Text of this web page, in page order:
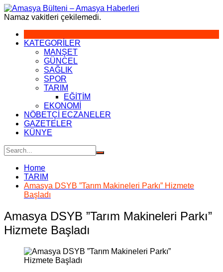
Skip
to
Namaz vakitleri çekilemedi.
KATEGORİLER
MANŞET
GÜNCEL
SAĞLIK
SPOR
TARIM
EĞİTİM
EKONOMİ
NÖBETÇİ ECZANELER
GAZETELER
KÜNYE
Home
TARIM
Amasya DSYB ”Tarım Makineleri Parkı” Hizmete
Başladı
Amasya DSYB ”Tarım Makineleri Parkı”
Hizmete Başladı